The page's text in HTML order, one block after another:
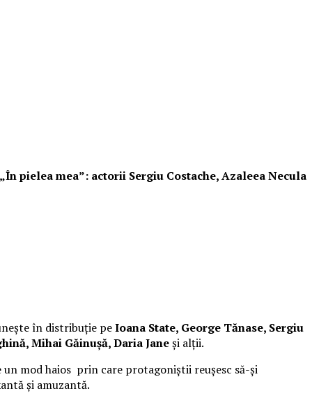
pielea mea”: actorii Sergiu Costache, Azaleea Necula
în distribuție peIoana State, George Tănase, Sergiu
Mihai Găinușă, Daria Janeși alții.
un mod haios prin care protagoniștii reușesc să-și
și amuzantă.